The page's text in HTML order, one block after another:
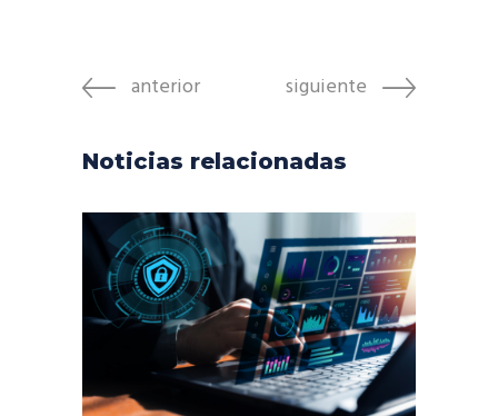
anterior siguiente
Noticias relacionadas